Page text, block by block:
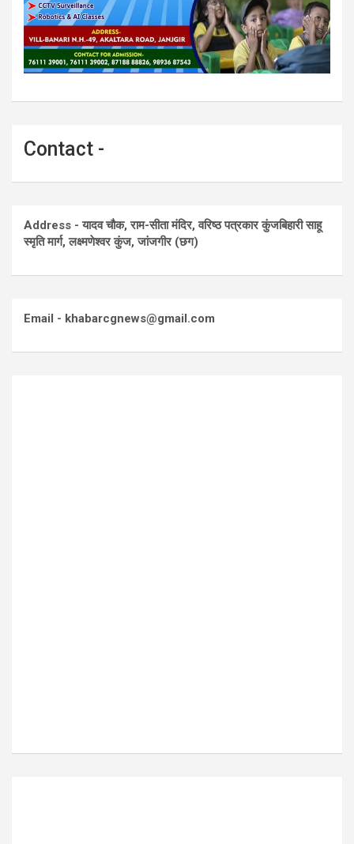
Contact -
Address - यादव चौक, राम-सीता मंदिर, वरिष्ठ पत्रकार कुंजबिहारी साहू
स्मृति मार्ग, लक्ष्मणेश्वर कुंज, जांजगीर (छग)
Email - khabarcgnews@gmail.com